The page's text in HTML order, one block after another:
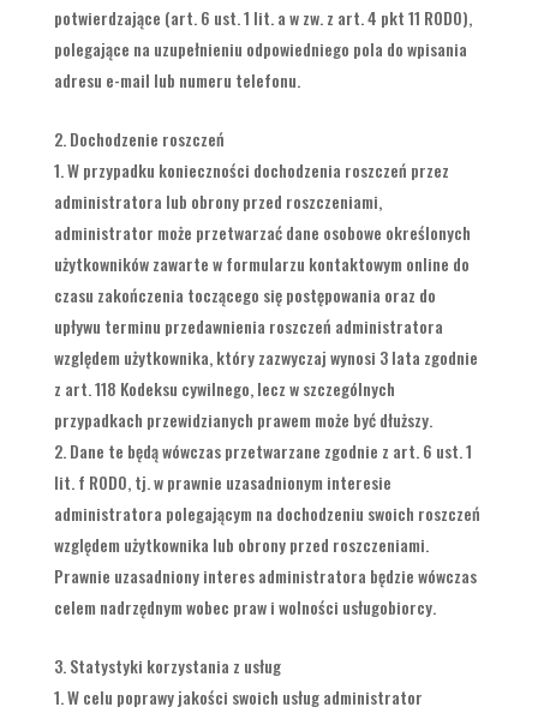
potwierdzające (art. 6 ust. 1 lit. a w zw. z art. 4 pkt 11 RODO),
polegające na uzupełnieniu odpowiedniego pola do wpisania
adresu e-mail lub numeru telefonu.
Dochodzenie roszczeń
W przypadku konieczności dochodzenia roszczeń przez
administratora lub obrony przed roszczeniami,
administrator może przetwarzać dane osobowe określonych
użytkowników zawarte w formularzu kontaktowym online do
czasu zakończenia toczącego się postępowania oraz do
upływu terminu przedawnienia roszczeń administratora
względem użytkownika, który zazwyczaj wynosi 3 lata zgodnie
z art. 118 Kodeksu cywilnego, lecz w szczególnych
przypadkach przewidzianych prawem może być dłuższy.
Dane te będą wówczas przetwarzane zgodnie z art. 6 ust. 1
lit. f RODO, tj. w prawnie uzasadnionym interesie
administratora polegającym na dochodzeniu swoich roszczeń
względem użytkownika lub obrony przed roszczeniami.
Prawnie uzasadniony interes administratora będzie wówczas
celem nadrzędnym wobec praw i wolności usługobiorcy.
Statystyki korzystania z usług
W celu poprawy jakości swoich usług administrator